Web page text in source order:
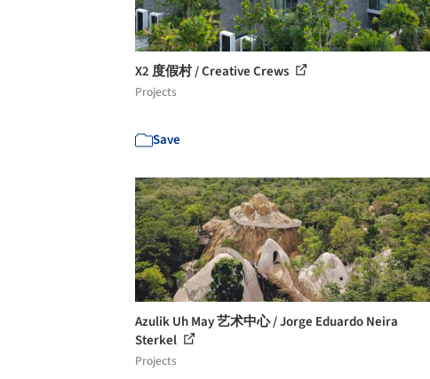
X2 度假村 / Creative Crews
Projects
Save
Azulik Uh May 艺术中心 / Jorge Eduardo Neira
Sterkel
Projects